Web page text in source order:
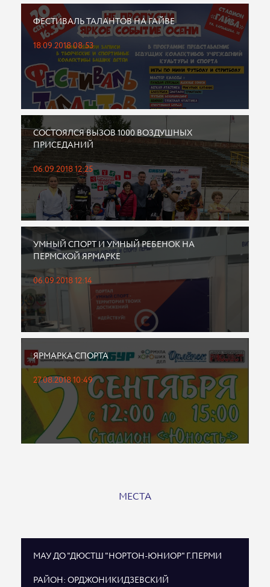
ФЕСТИВАЛЬ ТАЛАНТОВ НА ГАЙВЕ
18.09.2018 08:53
СОСТОЯЛСЯ ВЫЗОВ 1000 ВОЗДУШНЫХ
ПРИСЕДАНИЙ
06.09.2018 12:25
УМНЫЙ СПОРТ И УМНЫЙ РЕБЕНОК НА
ПЕРМСКОЙ ЯРМАРКЕ
06.09.2018 12:14
ЯРМАРКА СПОРТА
27.08.2018 10:49
МЕСТА
МАУ ДО "ДЮСТШ "НОРТОН-ЮНИОР" Г.ПЕРМИ
РАЙОН: ОРДЖОНИКИДЗЕВСКИЙ